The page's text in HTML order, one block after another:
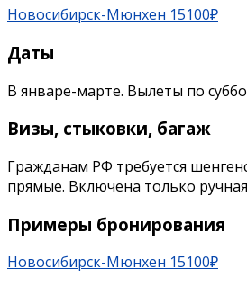
Новосибирск-Мюнхен 15100₽
Даты
В январе-марте. Вылеты по
Визы, стыковки, багаж
Гражданам РФ требуется
прямые. Включена только
Примеры бронирования
Новосибирск-Мюнхен 15100₽